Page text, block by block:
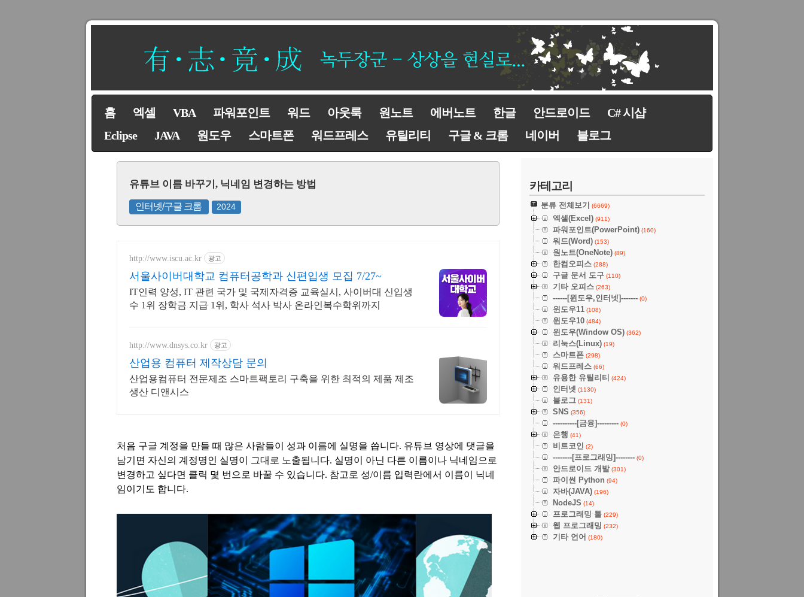
홈 엑셀 VBA 파워포인트 워드 아웃룩 원노트 에버노트 한글 안드로이드
C# 시샵
Eclipse
JAVA 원도우 스마트폰 워드프레스 유틸리티 구글 & 크롬 네이버 블로그
유튜브 이름 바꾸기, 닉네임 변경하는 방법
인터넷/구글 크롬 2024
http://www.iscu.ac.kr 광고
서울사이버대학교 컴퓨터공학과 신편입생 모집 7/27~
IT인력 양성, IT 관련 국가 및 국제자격증 교육실시, 사이버대 신입생
수 1위 장학금 지급 1위, 학사 석사 박사 온라인복수학위까지
http://www.dnsys.co.kr 광고
산업용 컴퓨터 제작상담 문의
산업용컴퓨터 전문제조 스마트팩토리 구축을 위한 최적의 제품 제조
생산 디앤시스
처음 구글 계정을 만들 때 많은 사람들이 성과 이름에 실명을 씁니다. 유튜브 영상에 댓글을
남기면 자신의 계정명인 실명이 그대로 노출됩니다. 실명이 아닌 다른 이름이나 닉네임으로
변경하고 싶다면 클릭 몇 번으로 바꿀 수 있습니다. 참고로 성/이름 입력란에서 이름이 닉네
임이기도 합니다.
카테고리
분류 전체보기 (6669)
엑셀(Excel) (911)
파워포인트(PowerPoint) (160)
워드(Word) (153)
원노트(OneNote) (89)
한컴오피스 (288)
구글 문서 도구 (110)
기타 오피스 (263)
------[윈도우,인터넷]------- (0)
윈도우11 (108)
윈도우10 (484)
윈도우(Window OS) (362)
리눅스(Linux) (19)
스마트폰 (298)
워드프레스 (66)
유용한 유틸리티 (424)
인터넷 (1130)
블로그 (131)
SNS (356)
----------[금융]--------- (0)
은행 (41)
비트코인 (2)
--------[프로그래밍]-------- (0)
안드로이드 개발(301)
파이썬 Python (94)
자바(JAVA) (196)
NodeJS (14)
프로그래밍 툴 (229)
웹 프로그래밍 (232)
기타 언어 (180)